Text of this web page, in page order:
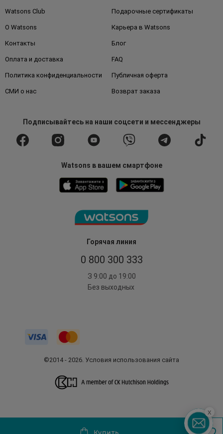
Горячая линия
0 800 300 333
З 9:00 до 19:00
Без выходных
Watsons Club Подарочные сертификаты
О Watsons Карьера в Watsons
Контакты Блог
Оплата и доставка FAQ
Политика конфиденциальности Публичная оферта
СМИ о нас Возврат заказа
Подписывайтесьна наши соцсети и мессенджеры
Watsons в вашем смартфоне
©2014 - 2026. Условия использования сайта
x